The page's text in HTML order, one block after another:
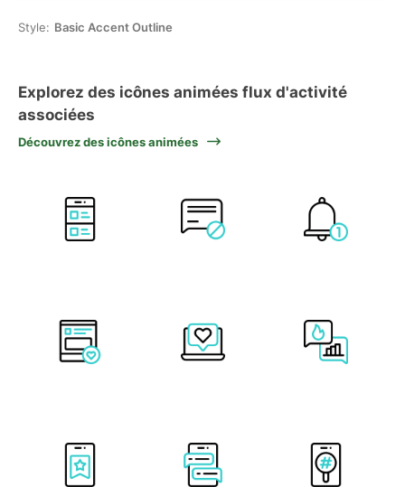
Style: Basic Accent Outline
Explorez des icônes animées flux d'activité
associées
Découvrez des icônes animées